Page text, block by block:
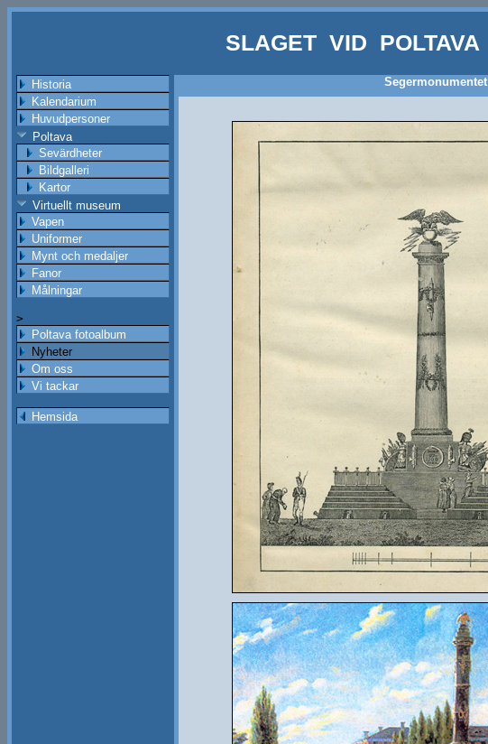
SLAGET VID POLTAVA
Historia
Kalendarium
Huvudpersoner
Poltava
Sevärdheter
Bildgalleri
Kartor
Virtuellt museum
Vapen
Uniformer
Mynt och medaljer
Fanor
Målningar
>
Poltava fotoalbum
Nyheter
Om oss
Vi tackar
Hemsida
Segermonumentet